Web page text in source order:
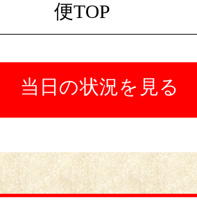
便TOP
当日の状況を見る